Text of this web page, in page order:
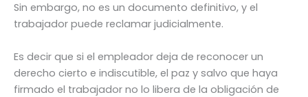
Sin embargo, no es un documento definitivo, y el
trabajador puede reclamar judicialmente.
Es decir que si el empleador deja de reconocer un
derecho cierto e indiscutible, el paz y salvo que haya
firmado el trabajador no lo libera de la obligación de